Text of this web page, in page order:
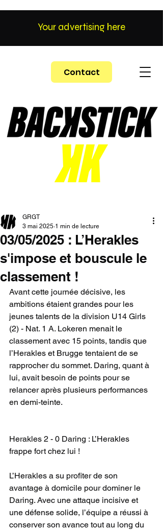
Contact
Your advertising here
03/05/2025 : L’Herakles
s'impose et bouscule le
classement !
GRGT
3 mai 2025 1 min de lecture
Avant cette journée décisive, les
ambitions étaient grandes pour les
jeunes talents de la division U14 Girls
(2) - Nat. 1 A. Lokeren menait le
classement avec 15 points, tandis que
l’Herakles et Brugge tentaient de se
rapprocher du sommet. Daring, quant à
lui, avait besoin de points pour se
relancer après plusieurs performances
en demi-teinte.
Herakles 2 - 0 Daring : L’Herakles
frappe fort chez lui !
L’Herakles a su profiter de son
avantage à domicile pour dominer le
Daring. Avec une attaque incisive et
une défense solide, l’équipe a réussi à
conserver son avance tout au long du